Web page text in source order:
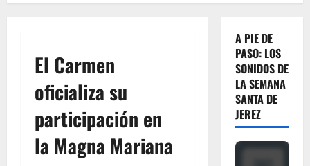
El Carmen
oficializa su
participación en
la Magna Mariana
A PIE DE
PASO: LOS
SONIDOS DE
LA SEMANA
SANTA DE
JEREZ